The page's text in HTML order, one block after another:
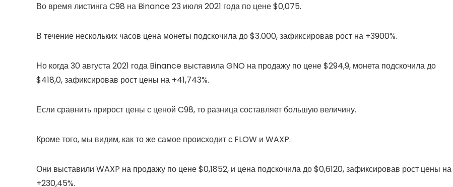
Во время листинга C98 на Binance 23 июля 2021 года по цене $0,075.
В течение нескольких часов цена монеты подскочила до $3.000, зафиксировав рост на +3900%.
Но когда 30 августа 2021 года Binance выставила GNO на продажу по цене $294,9, монета подскочила до
$418,0, зафиксировав рост цены на +41,743%.
Если сравнить прирост цены с ценой C98, то разница составляет большую величину.
Кроме того, мы видим, как то же самое происходит с FLOW и WAXP.
Они выставили WAXP на продажу по цене $0,1852, и цена подскочила до $0,6120, зафиксировав рост цены на
+230,45%.